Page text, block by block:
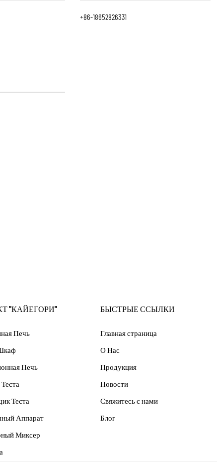
+86-18652826331
"КАЙЕГОРИ"
Печь
Печь
Теста
Аппарат
Миксер
БЫСТРЫЕ ССЫЛКИ
Главная страница
О Нас
Продукция
Новости
Свяжитесь с нами
Блог